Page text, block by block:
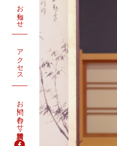
お知らせ
アクセス
お問い合わせ・資料請求